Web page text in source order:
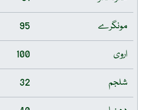
مونگرے
95
اروی
100
شلجم
32